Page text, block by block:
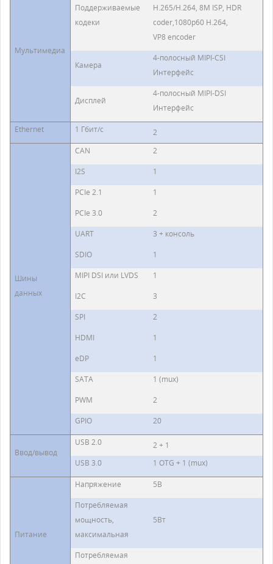
Мультимедиа
Поддерживаемые
кодеки
H.265/H.264, 8M ISP, HDR
coder,1080p60 H.264,
VP8 encoder
Камера
4-полосный MIPI-CSI
Интерфейс
Дисплей
4-полосный MIPI-DSI
Интерфейс
Ethernet 1 Гбит/с 2
Шины
данных
CAN
2
I2S
1
PCIe 2.1
1
PCIe 3.0
2
UART
3 + консоль
SDIO
1
MIPI DSI или LVDS
1
I2C
3
SPI
2
HDMI
1
eDP
1
SATA
1 (mux)
PWM
2
GPIO
20
Ввод/вывод
USB 2.0
2 + 1
USB 3.0
1 OTG + 1 (mux)
Питание
Напряжение
5В
Потребляемая
мощность,
максимальная
5Вт
Потребляемая